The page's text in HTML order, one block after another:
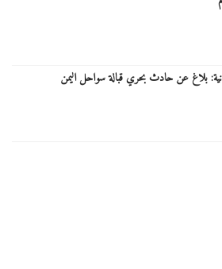
بلاغ عن حادث بحري قبالة سواحل اليمن